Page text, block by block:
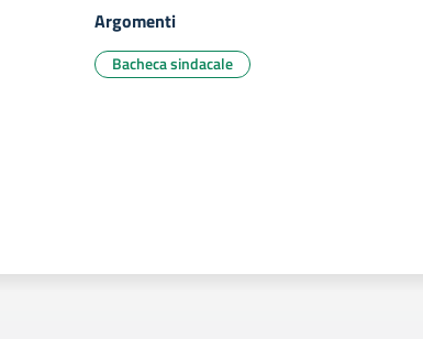
Argomenti
Bacheca sindacale